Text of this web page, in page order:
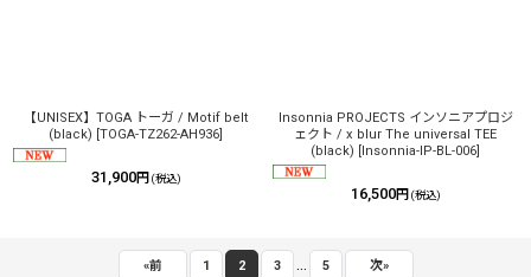
【UNISEX】TOGA トーガ / Motif belt
(black) [TOGA-TZ262-AH936]
31,900円 (税込)
Insonnia PROJECTS インソニアプロジ
ェクト / x blur The universal TEE
(black) [Insonnia-IP-BL-006]
16,500円 (税込)
«前 1 2 3 5 次»